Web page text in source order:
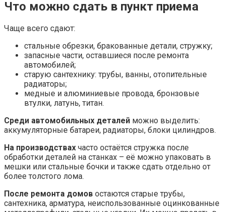
Что можно сдать в пункт приема
Чаще всего сдают:
стальные обрезки, бракованные детали, стружку;
запасные части, оставшиеся после ремонта
автомобилей;
старую сантехнику: трубы, ванны, отопительные
радиаторы;
медные и алюминиевые провода, бронзовые
втулки, латунь, титан.
Среди автомобильных деталей можно выделить:
аккумуляторные батареи, радиаторы, блоки цилиндров.
На производствах часто остаётся стружка после
обработки деталей на станках – её можно упаковать в
мешки или стальные бочки и также сдать отдельно от
более толстого лома.
После ремонта домов остаются старые трубы,
сантехника, арматура, неиспользованные оцинкованные